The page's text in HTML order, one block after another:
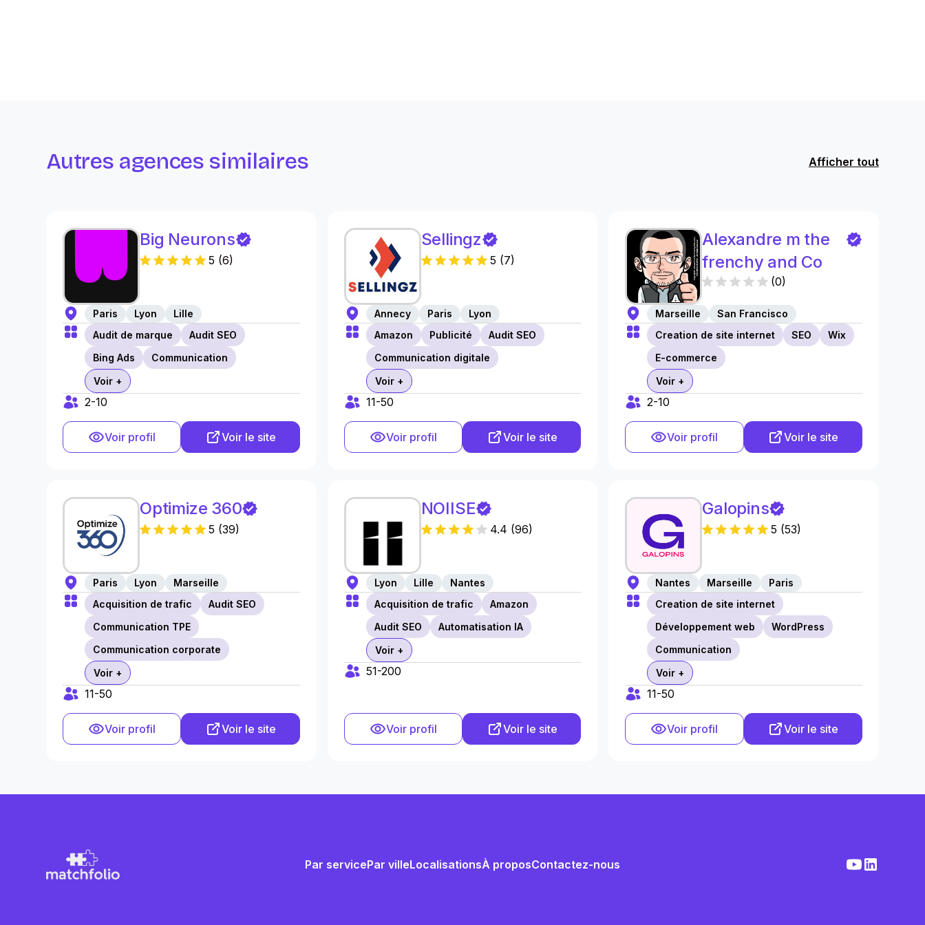
Autres agences similaires Afficher tout
Big Neurons
5 (6)
Paris Lyon
Lille
Audit de marque
Audit SEO
Bing Ads
Communication
Voir +
2-10
Voir profil Voir le site
Sellingz
5 (7)
Annecy Paris
Lyon
Amazon
Publicité
Audit SEO
Communication digitale
Voir +
11-50
Voir profil Voir le site
Alexandre m the
frenchy and Co
(0)
Marseille
San Francisco
Creation de site internet
SEO
Wix
E-commerce
Voir +
2-10
Voir profil Voir le site
Optimize 360
5 (39)
Paris Lyon
Marseille
Acquisition de trafic
Audit SEO
Communication TPE
Communication corporate
Voir +
11-50
Voir profil Voir le site
NOIISE
4.4 (96)
Lyon Lille
Nantes
Acquisition de trafic
Amazon
Audit SEO
Automatisation IA
Voir +
51-200
Voir profil Voir le site
Galopins
5 (53)
Nantes Marseille
Paris
Creation de site internet
Développement web
WordPress
Communication
Voir +
11-50
Voir profil Voir le site
Par servicePar villeLocalisationsÀ proposContactez-nous